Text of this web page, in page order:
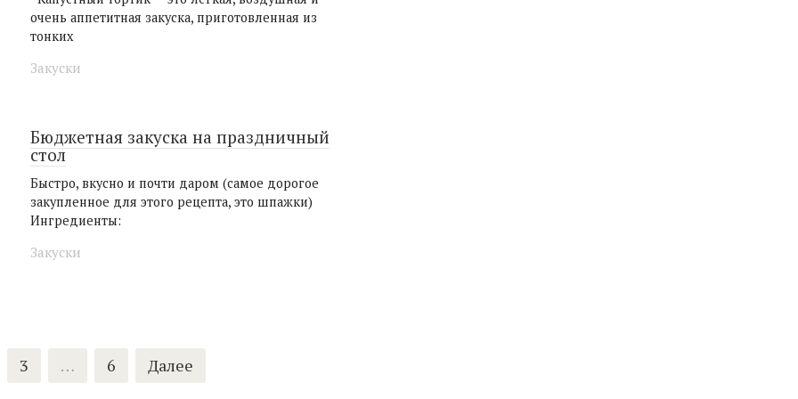
очень аппетитная закуска, приготовленная из
тонких
Закуски
Бюджетная закуска на праздничный
стол
Быстро, вкусно и почти даром (самое дорогое
закупленное для этого рецепта, это шпажки)
Ингредиенты:
Закуски
3 … 6 Далее